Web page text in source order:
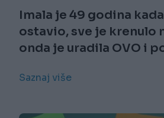
Imala je 49 godina
ostavio, sve je krenulo
onda je uradila OVO i
Saznaj više